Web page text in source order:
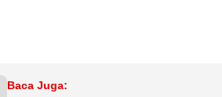
Baca Juga: